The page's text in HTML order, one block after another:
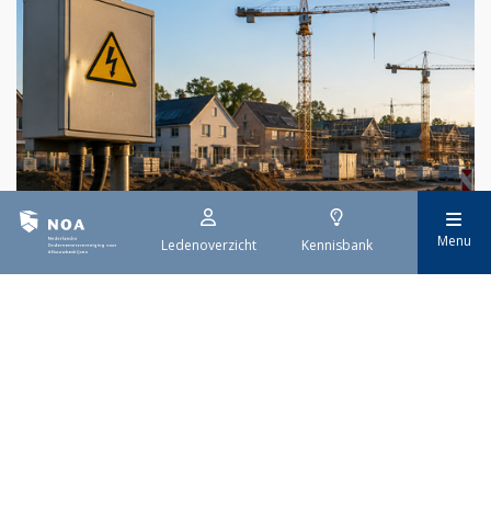
Ledenoverzicht Kennisbank Menu
29 juli 2026
Stroomaansluiting bouwprojecten